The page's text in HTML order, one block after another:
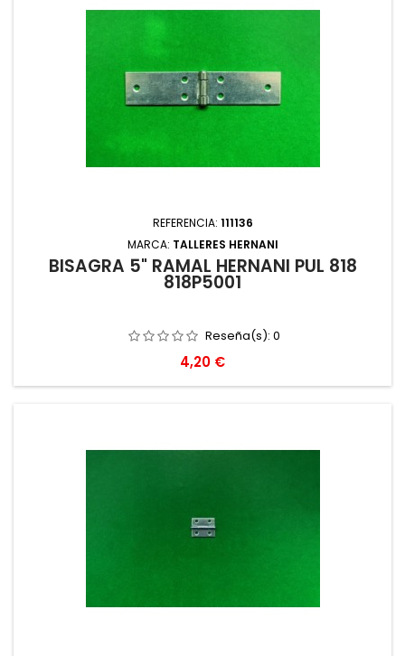
REFERENCIA: 111136
MARCA: TALLERES HERNANI
BISAGRA 5" RAMAL HERNANI PUL 818
818P5001
Reseña(s): 0
Precio
4,20 €